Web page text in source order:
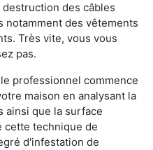
des câbles
notamment des vêtements
Très vite, vous vous
pas.
professionnel commence
maison en analysant la
ainsi que la surface
cette technique de
d'infestation de